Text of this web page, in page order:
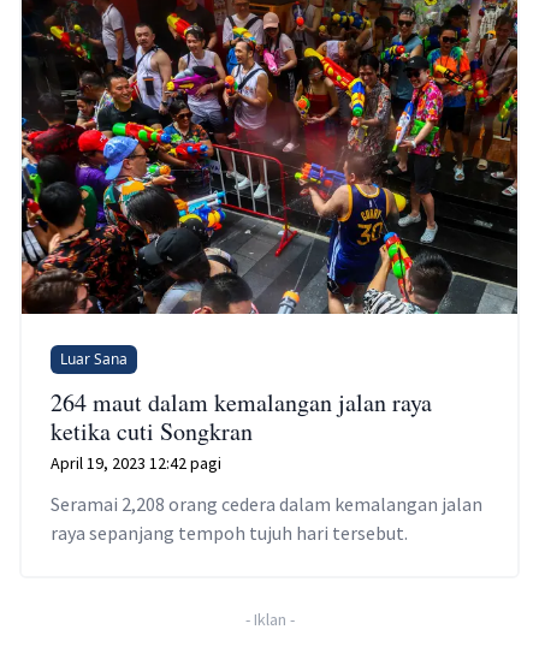
Luar Sana
264 maut dalam kemalangan jalan raya
ketika cuti Songkran
April 19, 2023 12:42 pagi
Seramai 2,208 orang cedera dalam kemalangan jalan
raya sepanjang tempoh tujuh hari tersebut.
- Iklan -